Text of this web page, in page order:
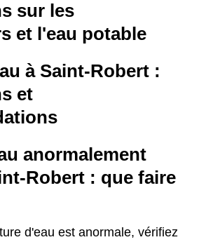
sur les
et l'eau potable
à Saint-Robert :
et
anormalement
Robert : que faire
d'eau est anormale, vérifiez